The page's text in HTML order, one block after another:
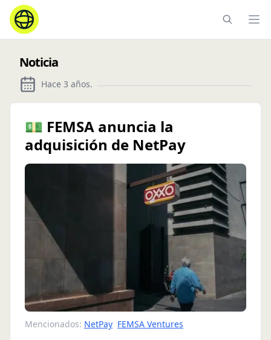
Noticia
Hace 3 años.
💵 FEMSA anuncia la
adquisición de NetPay
Mencionados: NetPay FEMSA Ventures